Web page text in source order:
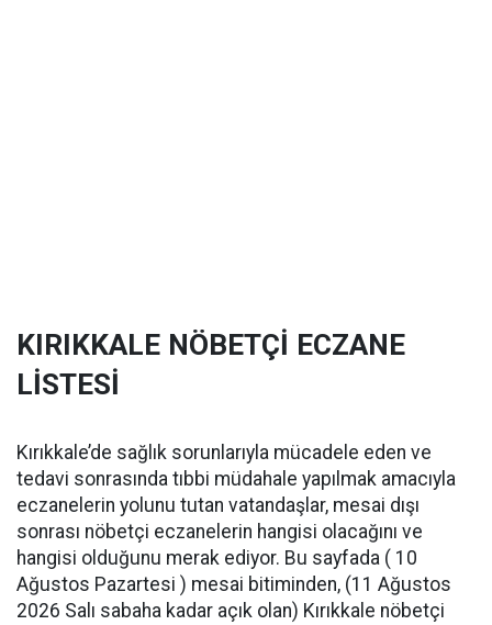
KIRIKKALE NÖBETÇİ ECZANE
LİSTESİ
Kırıkkale’de sağlık sorunlarıyla mücadele eden ve
tedavi sonrasında tıbbi müdahale yapılmak amacıyla
eczanelerin yolunu tutan vatandaşlar, mesai dışı
sonrası nöbetçi eczanelerin hangisi olacağını ve
hangisi olduğunu merak ediyor. Bu sayfada ( 10
Ağustos Pazartesi ) mesai bitiminden, (11 Ağustos
2026 Salı sabaha kadar açık olan) Kırıkkale nöbetçi